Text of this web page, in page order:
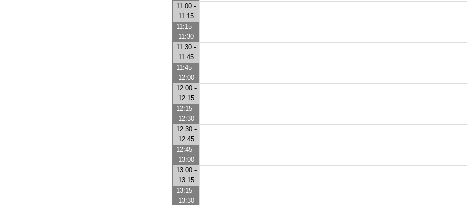
11:00 -
11:15
11:15 -
11:30
11:30 -
11:45
11:45 -
12:00
12:00 -
12:15
12:15 -
12:30
12:30 -
12:45
12:45 -
13:00
13:00 -
13:15
13:15 -
13:30